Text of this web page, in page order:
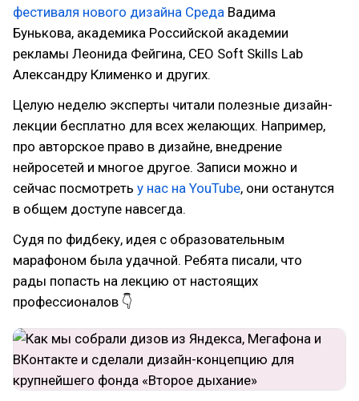
фестиваля нового дизайна Среда Вадима
Бунькова, академика Российской академии
рекламы Леонида Фейгина, СEO Soft Skills Lab
Александру Клименко и других.
Целую неделю эксперты читали полезные дизайн-
лекции бесплатно для всех желающих. Например,
про авторское право в дизайне, внедрение
нейросетей и многое другое. Записи можно и
сейчас посмотреть у нас на YouTube, они останутся
в общем доступе навсегда.
Судя по фидбеку, идея с образовательным
марафоном была удачной. Ребята писали, что
рады попасть на лекцию от настоящих
профессионалов 👇